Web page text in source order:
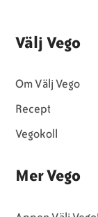
Välj Vego
Om Välj Vego
Recept
Vegokoll
Mer Vego